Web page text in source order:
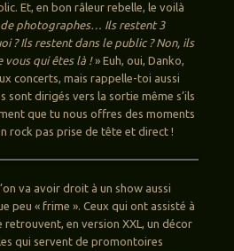
Et, en bon râleur rebelle, le voilà
de photographes… Ils restent 3
? Ils restent dans le public ? Non, ils
vous qui êtes là !» Euh, oui, Danko,
concerts, mais rappelle-toi aussi
dirigés vers la sortie même s’ils
que tu nous offres des moments
rock pas prise de tête et direct !
va avoir droit à un show aussi
peu « frime ». Ceux qui ont assisté à
en version XXL, un décor
qui servent de promontoires